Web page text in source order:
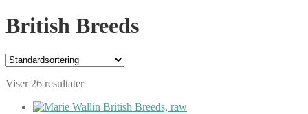
British Breeds
Viser 26 resultater